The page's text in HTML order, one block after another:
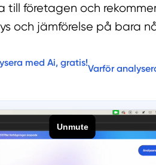
till företagen och
och jämförelse på bara
med Ai, gratis!Varför